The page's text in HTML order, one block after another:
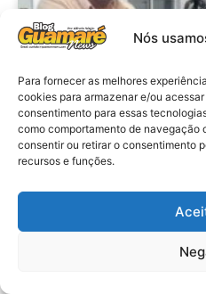
Nós
Para fornecer as melhores
cookies para armazenar e/ou
consentimento para essas
como comportamento de navegação
consentir ou retirar o consentimento
recursos e funções.
Policia:
matar